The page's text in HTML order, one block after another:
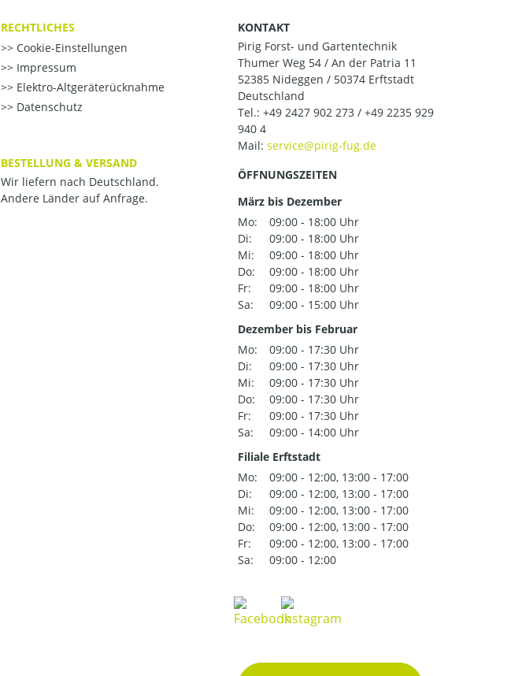
RECHTLICHES
Cookie-Einstellungen
Impressum
Elektro-Altgeräterücknahme
Datenschutz
BESTELLUNG & VERSAND
Wir liefern nach Deutschland.
Andere Länder auf Anfrage.
KONTAKT
Pirig Forst- und Gartentechnik
Thumer Weg 54 / An der Patria 11
52385 Nideggen / 50374 Erftstadt
Deutschland
Tel.: +49 2427 902 273 / +49 2235 929
940 4
Mail:
ÖFFNUNGSZEITEN
März bis Dezember
Mo:
09:00 - 18:00 Uhr
Di:
09:00 - 18:00 Uhr
Mi:
09:00 - 18:00 Uhr
Do:
09:00 - 18:00 Uhr
Fr:
09:00 - 18:00 Uhr
Sa:
09:00 - 15:00 Uhr
Dezember bis Februar
Mo:
09:00 - 17:30 Uhr
Di:
09:00 - 17:30 Uhr
Mi:
09:00 - 17:30 Uhr
Do:
09:00 - 17:30 Uhr
Fr:
09:00 - 17:30 Uhr
Sa:
09:00 - 14:00 Uhr
Filiale Erftstadt
Mo:
09:00 - 12:00, 13:00 - 17:00
Di:
09:00 - 12:00, 13:00 - 17:00
Mi:
09:00 - 12:00, 13:00 - 17:00
Do:
09:00 - 12:00, 13:00 - 17:00
Fr:
09:00 - 12:00, 13:00 - 17:00
Sa:
09:00 - 12:00